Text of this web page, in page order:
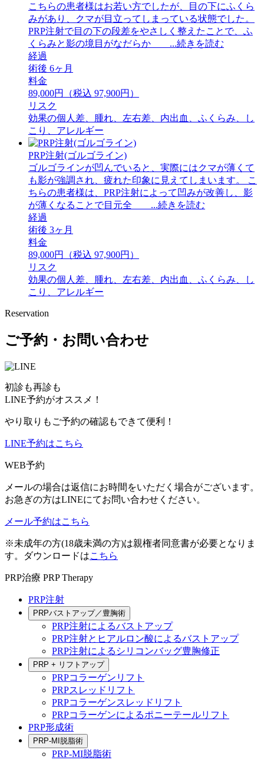
こちらの患者様はお若い方でしたが、目の下にふくら
みがあり、クマが目立ってしまっている状態でした。
PRP注射で目の下の段差をやさしく整えたことで、ふ
くらみと影の境目がなだらか ...続きを読む
経過
術後 6ヶ月
料金
89,000円（税込 97,900円）
リスク
効果の個人差、腫れ、左右差、内出血、ふくらみ、し
こり、アレルギー
PRP注射(ゴルゴライン)
ゴルゴラインが凹んでいると、実際にはクマが薄くて
も影が強調され、疲れた印象に見えてしまいます。 ⁡こ
ちらの患者様は、PRP注射によって凹みが改善し、影
が薄くなることで目元全 ...続きを読む
経過
術後 3ヶ月
料金
89,000円（税込 97,900円）
リスク
効果の個人差、腫れ、左右差、内出血、ふくらみ、し
こり、アレルギー
Reservation
ご予約・お問い合わせ
初診も再診も
LINE予約がオススメ！
やり取りもご予約の確認もできて便利！
LINE予約はこちら
WEB予約
メールの場合は返信にお時間をいただく場合がございます。
お急ぎの方はLINEにてお問い合わせください。
メール予約はこちら
※未成年の方(18歳未満の方)は親権者同意書が必要となりま
す。ダウンロードはこちら
PRP治療 PRP Therapy
PRP注射
PRPバストアップ／豊胸術
PRP注射によるバストアップ
PRP注射とヒアルロン酸によるバストアップ
PRP注射によるシリコンバッグ豊胸修正
PRP + リフトアップ
PRPコラーゲンリフト
PRPスレッドリフト
PRPコラーゲンスレッドリフト
PRPコラーゲンによるポニーテールリフト
PRP形成術
PRP-MI脱脂術
PRP-MI脱脂術